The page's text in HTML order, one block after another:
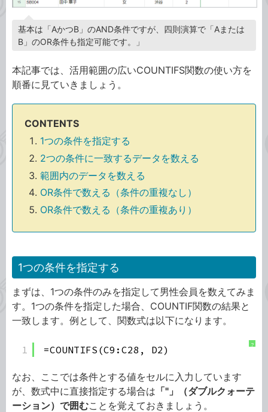
基本は「AかつB」のAND条件ですが、四則演算で「Aまたは
B」のOR条件も指定可能です。」
本記事では、活用範囲の広いCOUNTIFS関数の使い方を
順番に見ていきましょう。
CONTENTS
1つの条件を指定する
2つの条件に一致するデータを数える
範囲内のデータを数える
OR条件で数える（条件の重複なし）
OR条件で数える（条件の重複あり）
1つの条件を指定する
まずは、1つの条件のみを指定して男性会員を数えてみま
す。1つの条件を指定した場合、COUNTIF関数の結果と
一致します。例として、関数式は以下になります。
?
1 =COUNTIFS(C9:C28, D2)
なお、ここでは条件とする値をセルに入力しています
が、数式中に直接指定する場合は 「"」（ダブルクォーテ
ーション）で囲むことを覚えておきましょう。